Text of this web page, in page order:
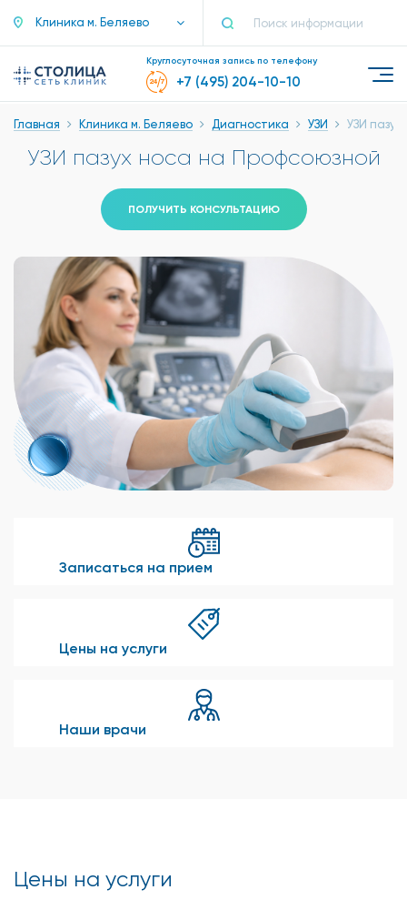
Клиника м. Беляево
Круглосуточная запись по телефону
+7 (495) 204-10-10
Главная Клиника м. Беляево Диагностика УЗИ УЗИ пазух
УЗИ пазух носа на Профсоюзной
ПОЛУЧИТЬ КОНСУЛЬТАЦИЮ
Записаться на прием
Цены на услуги
Наши врачи
Цены на услуги